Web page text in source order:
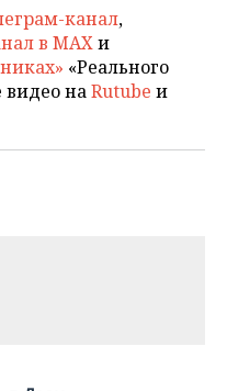
канал,
в MAXи
«Реального
наRutube и